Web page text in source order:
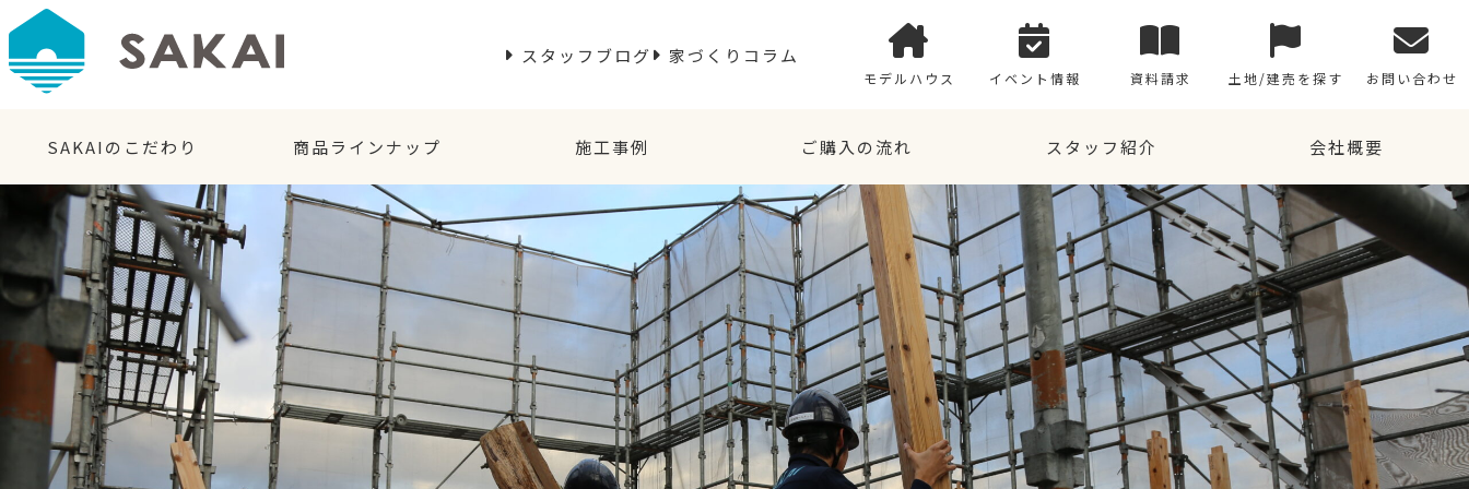
スタッフブログ 家づくりコラム
モデルハウス イベント情報 資料請求 土地/建売を探す お問い合わせ
SAKAIのこだわり 商品ラインナップ 施工事例 ご購入の流れ スタッフ紹介 会社概要